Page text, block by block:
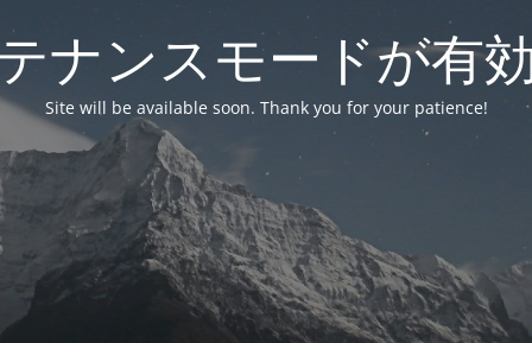
ナンスモードが有
Site will be available soon. Thank you for your patience!